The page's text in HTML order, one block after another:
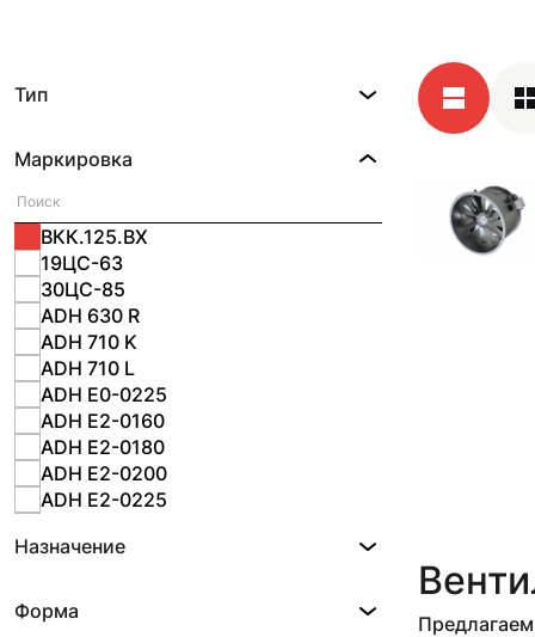
Тип
Маркировка
19ЦС-63
30ЦС-85
ADH 630 R
ADH 710 K
ADH 710 L
ADH E0-0225
ADH E2-0160
ADH E2-0180
ADH E2-0200
ADH E2-0225
ADH E2-0315
ADH E2-0400
ВКК.125.ВХ
Назначение
Форма